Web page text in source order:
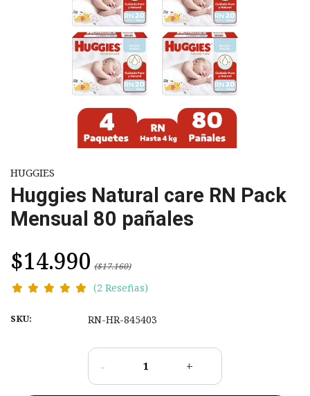
HUGGIES
Huggies Natural care RN Pack
Mensual 80 pañales
$14.990 ($17.160)
(2 Reseñas)
SKU: RN-HR-845403
- +